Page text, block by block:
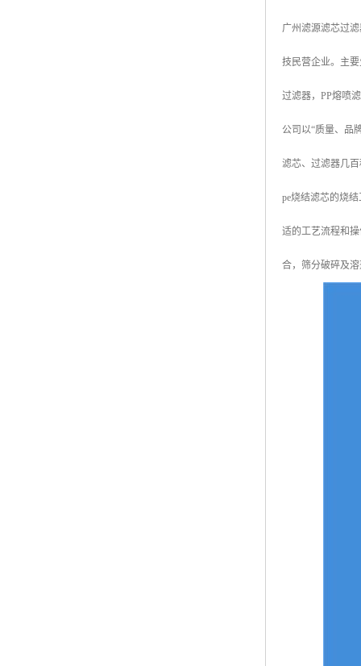
广州滤源滤芯过
技民营企业。主
过滤器，PP熔喷
公司以“质量、品
滤芯、过滤器几百
pe烧结滤芯的烧
适的工艺流程和
合，筛分破碎及